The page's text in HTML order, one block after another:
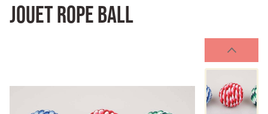
Jouet rope ball